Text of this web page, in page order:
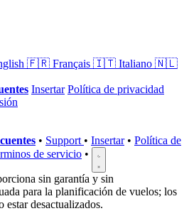
🇫🇷 Français 🇮🇹 Italiano 🇳🇱
Insertar Política de privacidad
• Support • Insertar • Política de
de servicio •
sin garantía y sin
para la planificación de vuelos; los
estar desactualizados.